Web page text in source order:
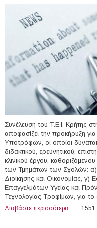
Συνέλευση του Τ.Ε.Ι. Κρήτης
αποφασίζει την προκήρυξη
Υποτρόφων, οι οποίοι
διδακτικού, ερευνητικού,
κλινικού έργου,
των Τμημάτων των Σχολών:
Διοίκησης και Οικονομίας,
Επαγγελμάτων Υγείας και
Τεχνολογίας Τροφίμων, για το
Διαβάστε περισσότερα για1551